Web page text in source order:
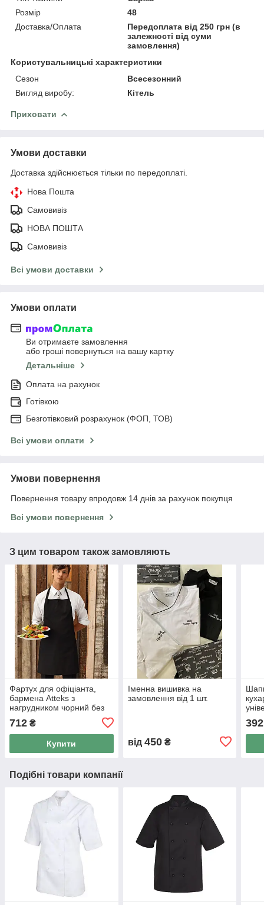
Розмір
48
Доставка/Оплата
Передоплата від 250 грн (в
залежності від суми
замовлення)
Користувальницькі характеристики
Сезон
Всесезонний
Вигляд виробу:
Кітель
Приховати
Умови доставки
Доставка здійснюється тільки по передоплаті.
Нова Пошта
Самовивіз
НОВА ПОШТА
Самовивіз
Всі умови доставки
Умови оплати
Ви отримаєте замовлення
або гроші повернуться на вашу картку
Детальніше
Оплата на рахунок
Готівкою
Безготівковий розрахунок (ФОП, ТОВ)
Всі умови оплати
Умови повернення
Повернення товару впродовж 14 днів за рахунок покупця
Всі умови повернення
З цим товаром також замовляють
Фартух для офіціанта,
бармена Atteks з
нагрудником чорний без
712 ₴
Купити
Іменна вишивка на
замовлення від 1 шт.
від 450₴
392
Подібні товари компанії